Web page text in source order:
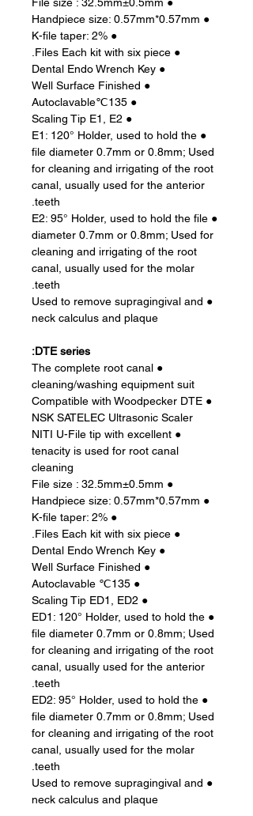
● Handpiece size: 0.57mm*0.57mm
● K-file taper: 2%
● Files Each kit with six piece.
● Dental Endo Wrench Key
● Well Surface Finished
● 135℃Autoclavable
● Scaling Tip E1, E2
● E1: 120° Holder, used to hold the
file diameter 0.7mm or 0.8mm; Used
for cleaning and irrigating of the root
canal, usually used for the anterior
teeth.
● E2: 95° Holder, used to hold the file
diameter 0.7mm or 0.8mm; Used for
cleaning and irrigating of the root
canal, usually used for the molar
teeth.
● Used to remove supragingival and
neck calculus and plaque
DTE series:
● The complete root canal
cleaning/washing equipment suit
● Compatible with Woodpecker DTE
NSK SATELEC Ultrasonic Scaler
● NITI U-File tip with excellent
tenacity is used for root canal
cleaning
● File size : 32.5mm±0.5mm
● Handpiece size: 0.57mm*0.57mm
● K-file taper: 2%
● Files Each kit with six piece.
● Dental Endo Wrench Key
● Well Surface Finished
● 135℃ Autoclavable
● Scaling Tip ED1, ED2
● ED1: 120° Holder, used to hold the
file diameter 0.7mm or 0.8mm; Used
for cleaning and irrigating of the root
canal, usually used for the anterior
teeth.
● ED2: 95° Holder, used to hold the
file diameter 0.7mm or 0.8mm; Used
for cleaning and irrigating of the root
canal, usually used for the molar
teeth.
● Used to remove supragingival and
neck calculus and plaque